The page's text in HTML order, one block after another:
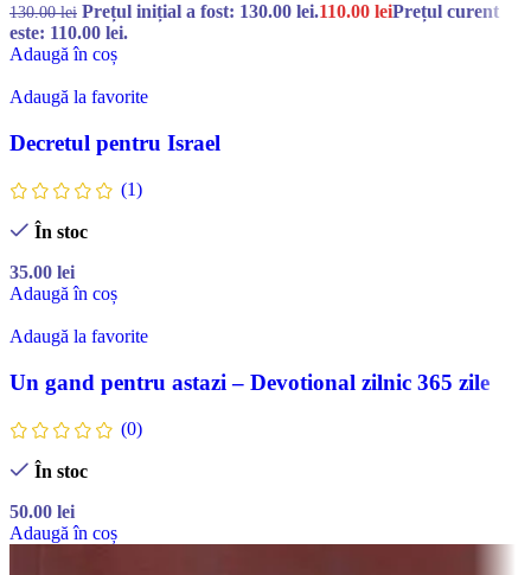
130.00lei Prețul inițial a fost: 130.00 lei.110.00 leiPrețul curent
este: 110.00 lei.
Adaugă în coș
Adaugă la favorite
Decretul pentru Israel
(1)
În stoc
35.00 lei
Adaugă în coș
Adaugă la favorite
Un gand pentru astazi – Devotional zilnic 365 zile
(0)
În stoc
50.00 lei
Adaugă în coș